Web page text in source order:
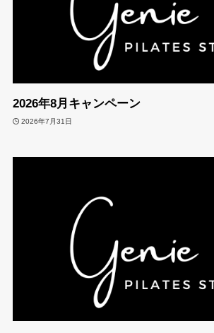
店舗情報/アクセス Studio&Access
よくある質問
2026年8月キャンペーン
2026年7月31日